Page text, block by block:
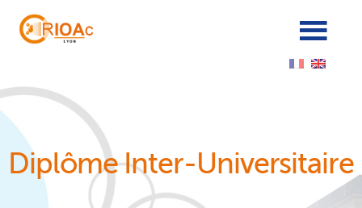
Diplôme Inter-Universitaire
Cookies management panel